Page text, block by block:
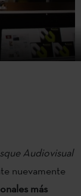
Audiovisual
nuevamente
más